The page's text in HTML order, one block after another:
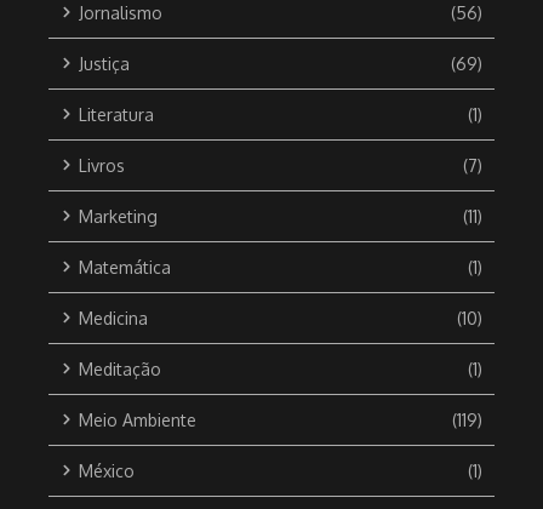
Jornalismo (56)
Justiça (69)
Literatura (1)
Livros (7)
Marketing (11)
Matemática (1)
Medicina (10)
Meditação (1)
Meio Ambiente (119)
México (1)